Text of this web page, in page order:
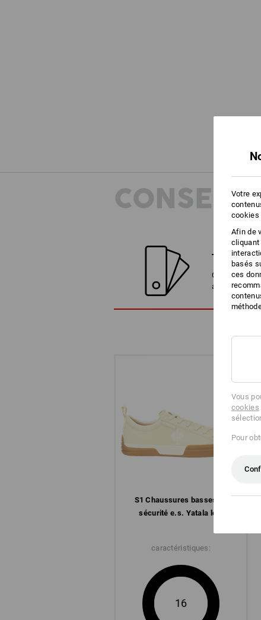
TROUVER
Comparez
alternatives
S1 Chaussures basses de
sécurité e.s. Yatala low
caractéristiques:
16
Votre
cookies
Afin de
cliquant
basés
ces
Vous
cookies
Pour